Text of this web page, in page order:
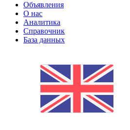
Объявления
О нас
Аналитика
Справочник
База данных